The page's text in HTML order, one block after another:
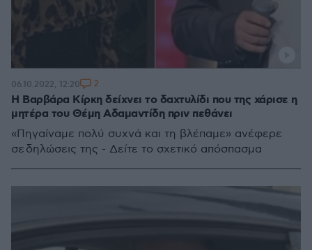
Η Βαρβάρα Κίρκη δείχνει το δαχτυλίδι που της χάρισε η
μητέρα του Θέμη Αδαμαντίδη πριν πεθάνει
«Πηγαίναμε πολύ συχνά και τη βλέπαμε» ανέφερε
σε δηλώσεις της - Δείτε το σχετικό απόσπασμα
06.10.2022, 12:20 2